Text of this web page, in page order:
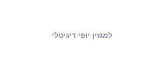
למגזין יופי דיגיטלי